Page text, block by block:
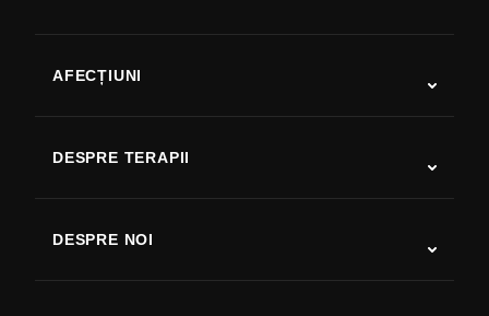
AFECȚIUNI
Boala Parkinson
Artrită
DESPRE TERAPII
DESPRE NOI